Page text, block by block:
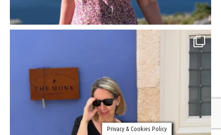
Privacy & Cookies Policy